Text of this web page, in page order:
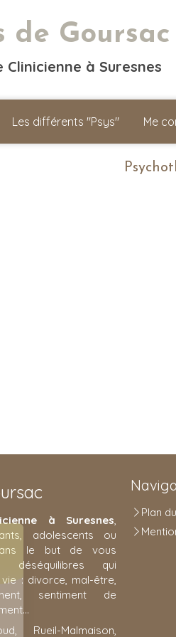
de Goursac
Clinicienne à Suresnes
Les différents "Psys" Me
à Suresnes,
adolescents ou
le but de vous
déséquilibres qui
: divorce, mal-être,
sentiment de
Rueil-Malmaison,
Plan